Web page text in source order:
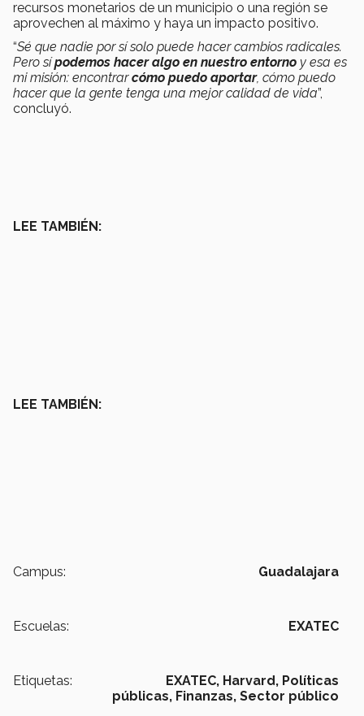
recursos monetarios de un municipio o una región se
aprovechen al máximo y haya un impacto positivo.
“Sé que nadie por sí solo puede hacer cambios radicales.
Pero sípodemos hacer algo en nuestro entorno y esa es
mi misión: encontrarcómo puedo aportar, cómo puedo
hacer que la gente tenga una mejor calidad de vida”,
concluyó.
LEE TAMBIÉN:
LEE TAMBIÉN:
Campus: Guadalajara
Escuelas: EXATEC
Etiquetas: EXATEC, Harvard, Políticas
públicas, Finanzas, Sector público